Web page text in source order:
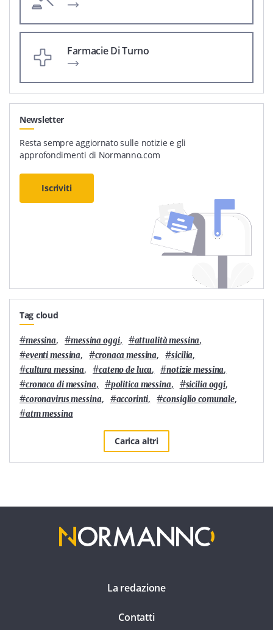
Farmacie Di Turno
Newsletter
Resta sempre aggiornato sulle notizie e gli
approfondimenti di Normanno.com
Iscriviti
Tag cloud
#messina, #messina oggi, #attualità messina,
#eventi messina, #cronaca messina, #sicilia,
#cultura messina, #cateno de luca, #notizie messina,
#cronaca di messina, #politica messina, #sicilia oggi,
#coronavirus messina, #accorinti, #consiglio comunale,
#atm messina
Carica altri
La redazione
Contatti